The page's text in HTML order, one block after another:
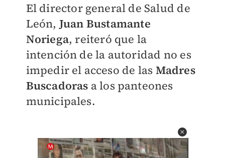
El director general de Salud de
León, Juan Bustamante
Noriega, reiteró que la
intención de la autoridad no es
impedir el acceso de las Madres
Buscadoras a los panteones
municipales.